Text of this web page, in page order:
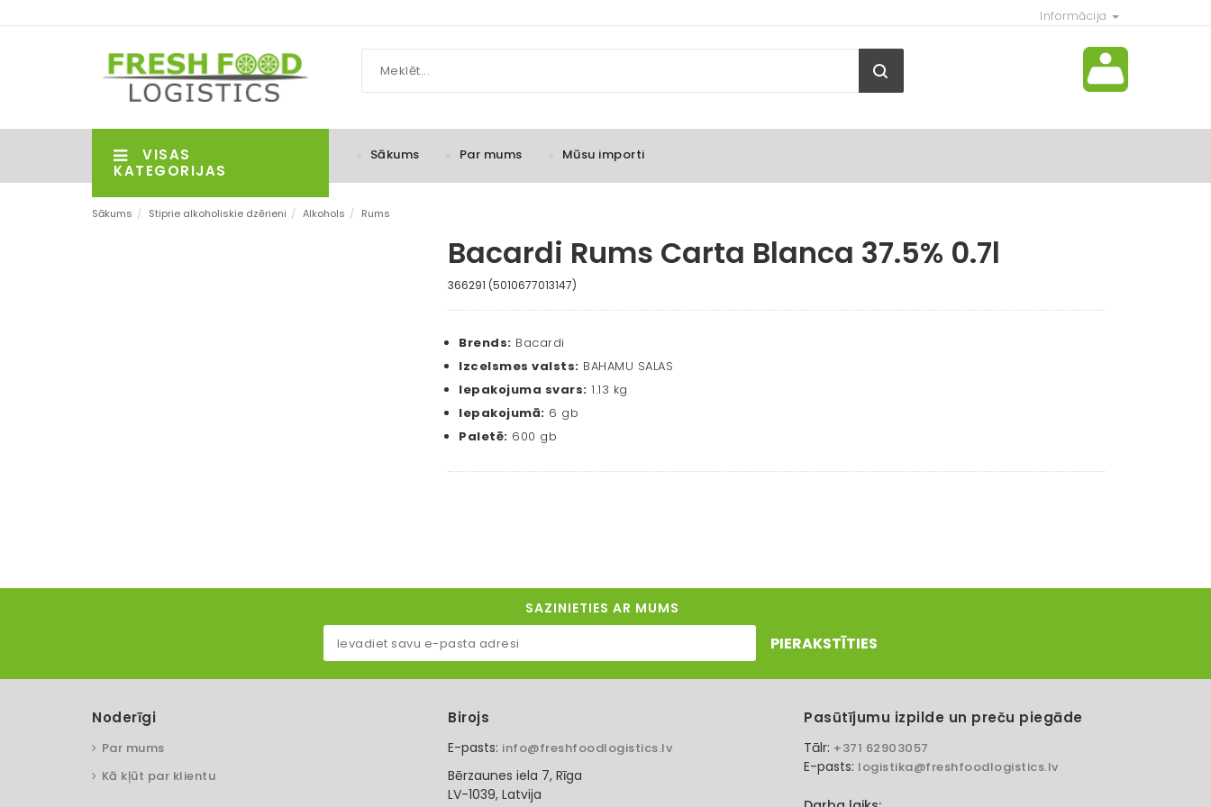
Informācija
VISAS
KATEGORIJAS
Sākums Par mums Mūsu importi
Sākums / Stiprie alkoholiskie dzērieni / Alkohols / Rums
Bacardi Rums Carta Blanca 37.5% 0.7l
366291 (5010677013147)
Brends: Bacardi
Izcelsmes valsts: BAHAMU SALAS
Iepakojuma svars: 1.13 kg
Iepakojumā: 6 gb
Paletē: 600 gb
SAZINIETIES AR MUMS
PIERAKSTĪTIES
Noderīgi
Par mums
Kā kļūt par klientu
Birojs
E-pasts: info@freshfoodlogistics.lv
Bērzaunes iela 7, Rīga
LV-1039, Latvija
Pasūtījumu izpilde un preču piegāde
Tālr: +371 62903057
E-pasts: logistika@freshfoodlogistics.lv